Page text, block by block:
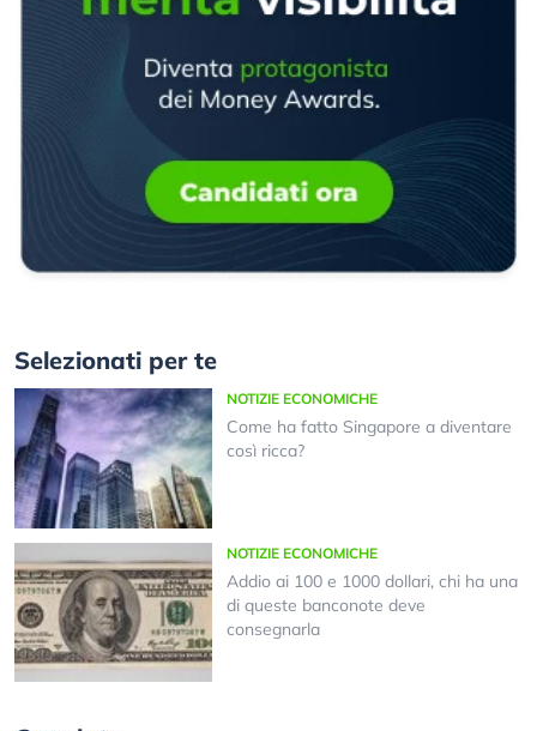
Selezionati per te
NOTIZIE ECONOMICHE
Come ha fatto Singapore a diventare
così ricca?
NOTIZIE ECONOMICHE
Addio ai 100 e 1000 dollari, chi ha una
di queste banconote deve
consegnarla